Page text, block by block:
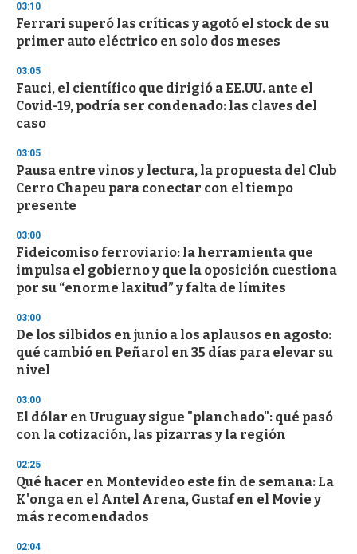
d
s
o
f
3
s
e
c
o
d
s
03:10
Ferrari superó las críticas y agotó el stock de su
primer auto eléctrico en solo dos meses
03:05
Fauci, el científico que dirigió a EE.UU. ante el
Covid-19, podría ser condenado: las claves del
caso
03:05
Pausa entre vinos y lectura, la propuesta del Club
Cerro Chapeu para conectar con el tiempo
presente
03:00
Fideicomiso ferroviario: la herramienta que
impulsa el gobierno y que la oposición cuestiona
por su “enorme laxitud” y falta de límites
03:00
De los silbidos en junio a los aplausos en agosto:
qué cambió en Peñarol en 35 días para elevar su
nivel
03:00
El dólar en Uruguay sigue "planchado": qué pasó
con la cotización, las pizarras y la región
02:25
Qué hacer en Montevideo este fin de semana: La
K'onga en el Antel Arena, Gustaf en el Movie y
más recomendados
02:04